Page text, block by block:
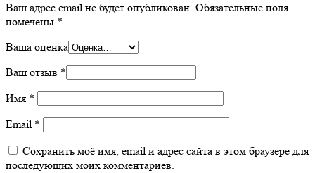
Ваш адрес email не будет опубликован. Обязательные поля
помечены *
Ваша оценка
Ваш отзыв *
Имя *
Email *
Сохранить моё имя, email и адрес сайта в этом браузере для
последующих моих комментариев.